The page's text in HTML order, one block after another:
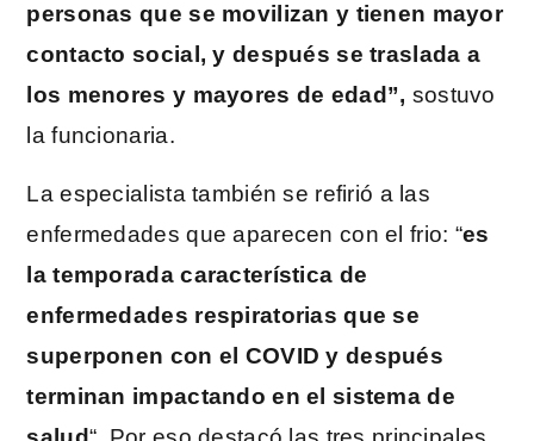
personas que se movilizan y tienen mayor
contacto social, y después se traslada a
los menores y mayores de edad”, sostuvo
la funcionaria.
La especialista también se refirió a las
enfermedades que aparecen con el frio: “es
la temporada característica de
enfermedades respiratorias que se
superponen con el COVID y después
terminan impactando en el sistema de